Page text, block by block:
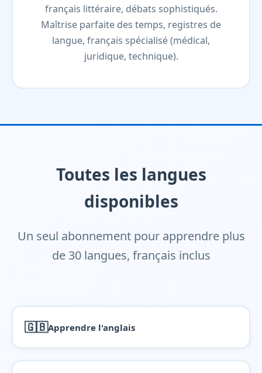
français littéraire, débats sophistiqués.
Maîtrise parfaite des temps, registres de
langue, français spécialisé (médical,
juridique, technique).
Toutes les langues
disponibles
Un seul abonnement pour apprendre plus
de 30 langues, français inclus
🇬🇧Apprendre l'anglais